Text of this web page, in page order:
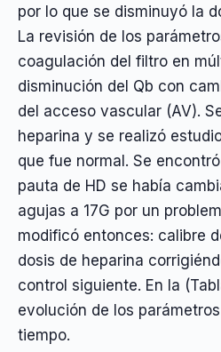
por lo que se disminuyó la
La revisión de los
coagulación del filtro en
disminución del Qb con
del acceso vascular (AV).
heparina y se realizó
que fue normal. Se
pauta de HD se había
agujas a 17G por un
modificó entonces: calibre
dosis de heparina
control siguiente. En la
evolución de los
tiempo.